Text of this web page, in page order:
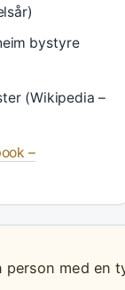
bystyre
(Wikipedia –
–
person med en